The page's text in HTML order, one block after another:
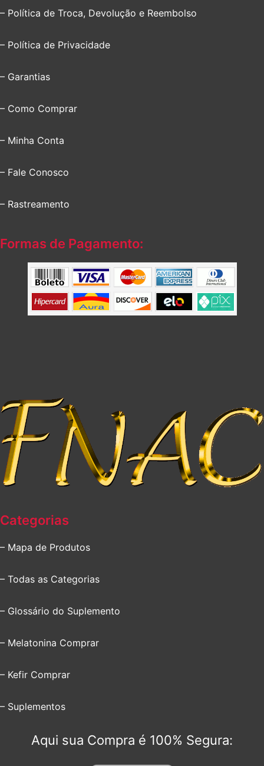
– Política de Troca, Devolução e Reembolso
– Política de Privacidade
– Garantias
– Como Comprar
– Minha Conta
– Fale Conosco
– Rastreamento
Formas de Pagamento:
Categorias
– Mapa de Produtos
– Todas as Categorias
– Glossário do Suplemento
– Melatonina Comprar
– Kefir Comprar
– Suplementos
Aqui sua Compra é 100% Segura: